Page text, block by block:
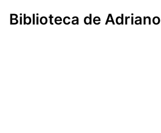
Biblioteca de Adriano